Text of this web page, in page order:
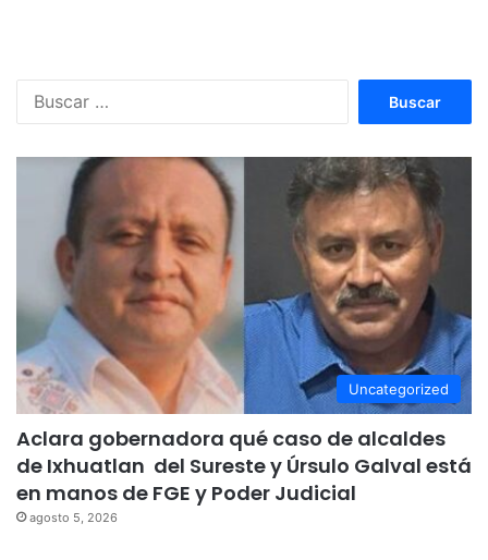
Uncategorized
Aclara gobernadora qué caso de alcaldes
de Ixhuatlan del Sureste y Úrsulo Galval está
en manos de FGE y Poder Judicial
agosto 5, 2026